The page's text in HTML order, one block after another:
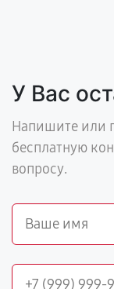
У Вас
Напишите или
бесплатную
вопросу.